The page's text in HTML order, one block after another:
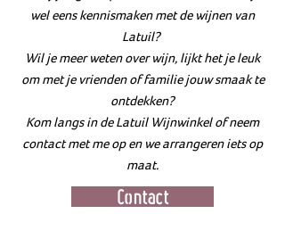
wel eens kennismaken met de wijnen van
Latuil?
Wil je meer weten over wijn, lijkt het je leuk
om met je vrienden of familie jouw smaak te
ontdekken?
Kom langs in de Latuil Wijnwinkel of neem
contact met me op en we arrangeren iets op
maat.
Contact